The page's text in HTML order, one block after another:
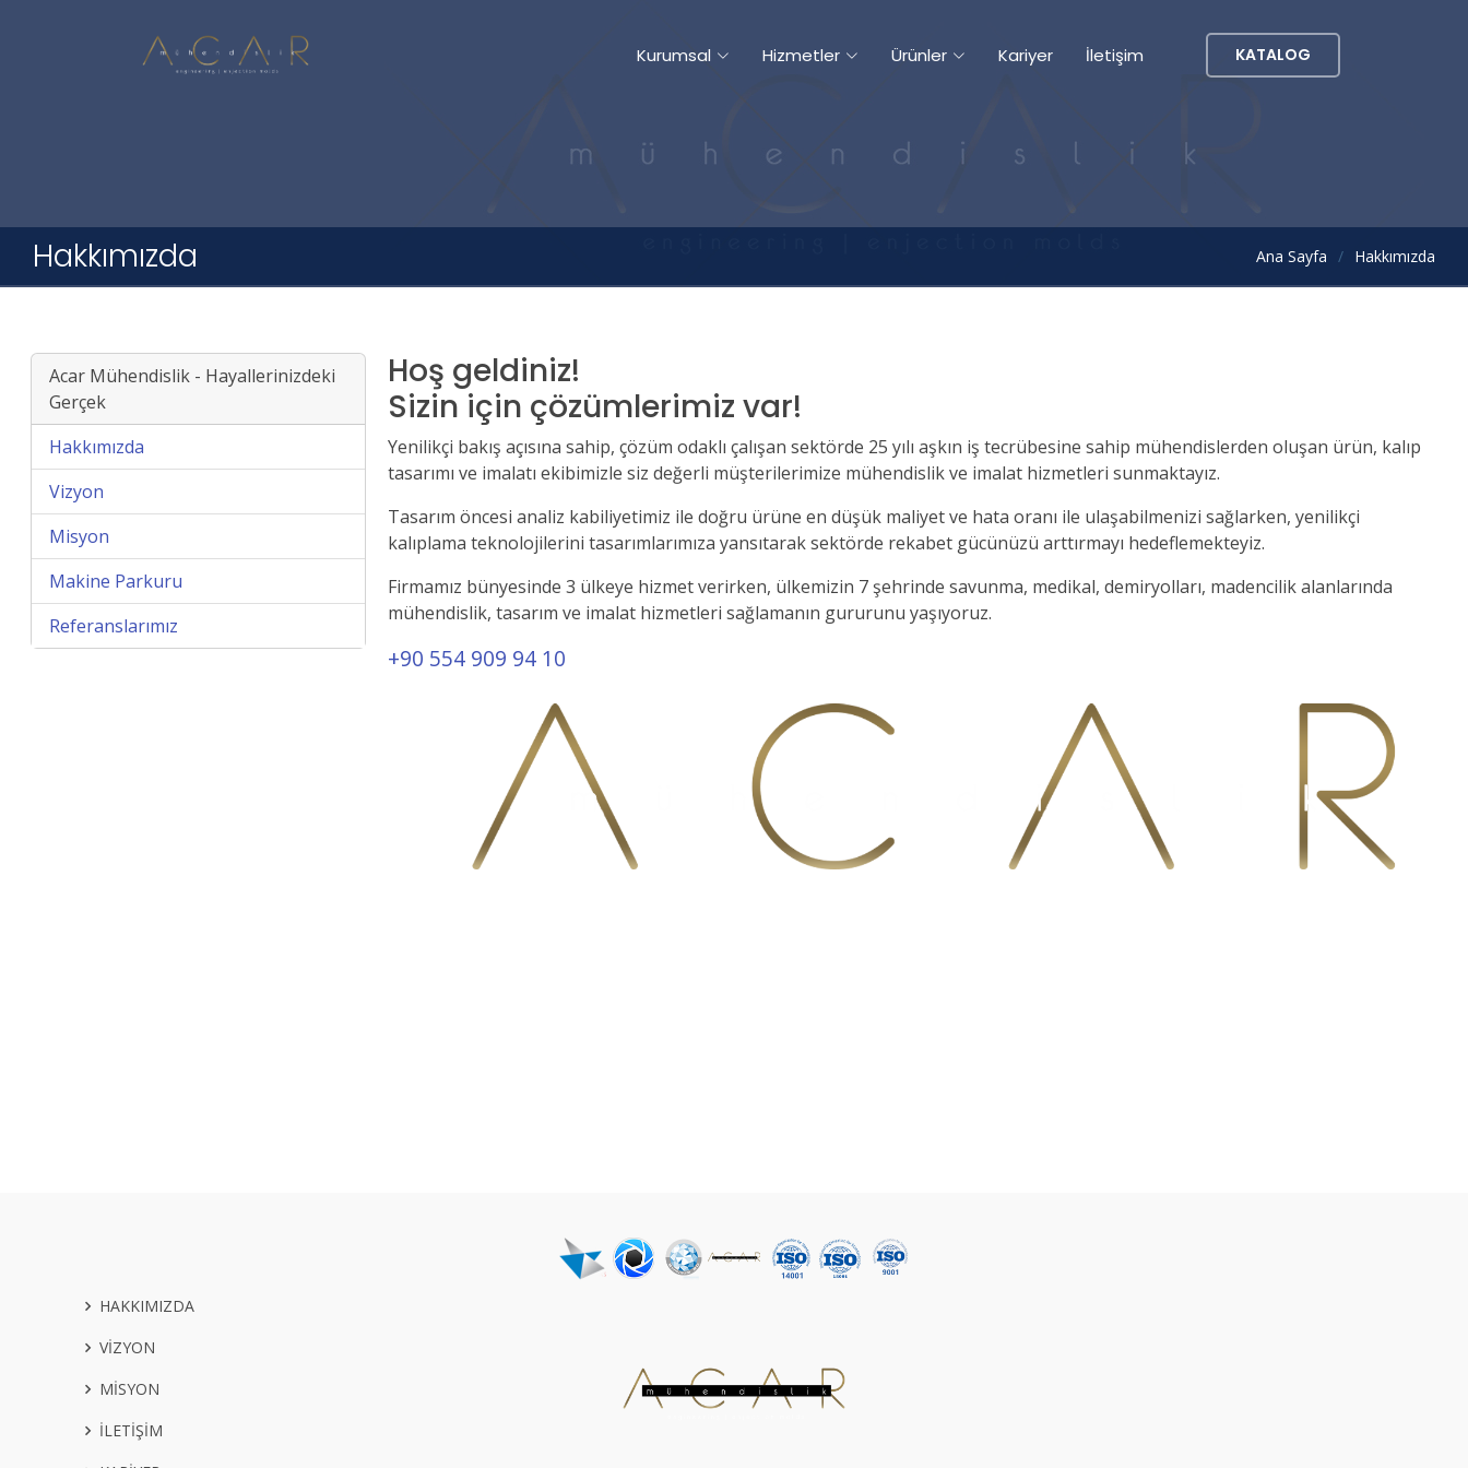
Kurumsal Hizmetler Ürünler Kariyer İletişim KATALOG
Hakkımızda Ana Sayfa Hakkımızda
Acar Mühendislik - Hayallerinizdeki
Gerçek
Hakkımızda
Vizyon
Misyon
Makine Parkuru
Referanslarımız
Hoş geldiniz!
Sizin için çözümlerimiz var!
Yenilikçi bakış açısına sahip, çözüm odaklı çalışan sektörde 25 yılı aşkın iş tecrübesine sahip mühendislerden oluşan ürün, kalıp
tasarımı ve imalatı ekibimizle siz değerli müşterilerimize mühendislik ve imalat hizmetleri sunmaktayız.
Tasarım öncesi analiz kabiliyetimiz ile doğru ürüne en düşük maliyet ve hata oranı ile ulaşabilmenizi sağlarken, yenilikçi
kalıplama teknolojilerini tasarımlarımıza yansıtarak sektörde rekabet gücünüzü arttırmayı hedeflemekteyiz.
Firmamız bünyesinde 3 ülkeye hizmet verirken, ülkemizin 7 şehrinde savunma, medikal, demiryolları, madencilik alanlarında
mühendislik, tasarım ve imalat hizmetleri sağlamanın gururunu yaşıyoruz.
+90 554 909 94 10
HAKKIMIZDA
VİZYON
MİSYON
İLETİŞİM